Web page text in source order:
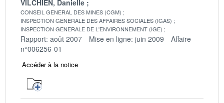
VILCHIEN, Danielle
CONSEIL GENERAL DES MINES (CGM)
INSPECTION GENERALE DES AFFAIRES SOCIALES (IGAS)
INSPECTION GENERALE DE L'ENVIRONNEMENT (IGE)
Rapport: août 2007 Mise en ligne: juin 2009
Affaire
n°006256-01
Accéder à la notice